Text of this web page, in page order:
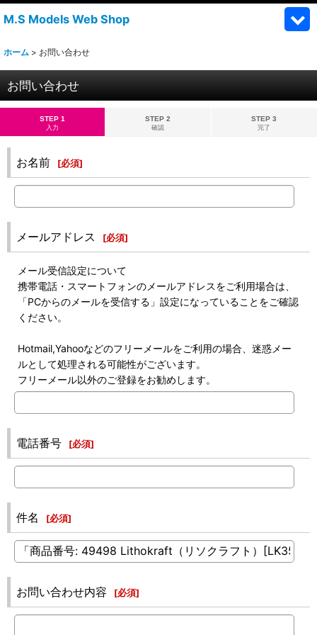
M.S Models Web Shop
ホーム > お問い合わせ
お問い合わせ
STEP 1
入力
STEP 2
確認
STEP 3
完了
お名前 [必須]
メールアドレス [必須]
メール受信設定について
携帯電話・スマートフォンのメールアドレスをご利用場合は、
「PCからのメールを受信する」設定になっていることをご確認
ください。
Hotmail,Yahooなどのフリーメールをご利用の場合、迷惑メー
ルとして処理される可能性がございます。
フリーメール以外のご登録をお勧めします。
電話番号 [必須]
件名 [必須]
お問い合わせ内容 [必須]